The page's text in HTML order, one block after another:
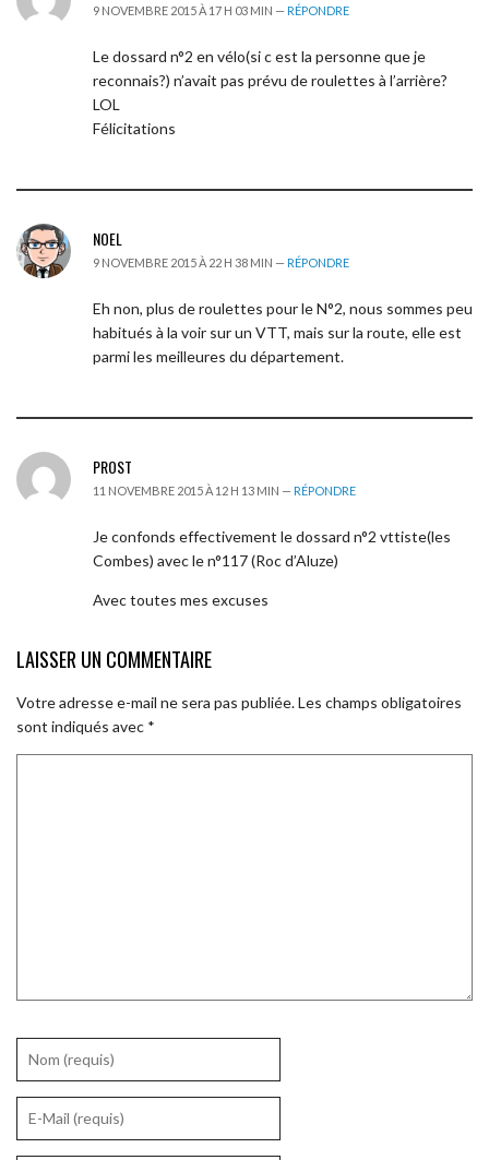
9 NOVEMBRE 2015 À 17 H 03 MIN — RÉPONDRE
Le dossard n°2 en vélo(si c est la personne que je
reconnais?) n’avait pas prévu de roulettes à l’arrière?
LOL
Félicitations
NOEL
9 NOVEMBRE 2015 À 22 H 38 MIN — RÉPONDRE
Eh non, plus de roulettes pour le N°2, nous sommes peu
habitués à la voir sur un VTT, mais sur la route, elle est
parmi les meilleures du département.
PROST
11 NOVEMBRE 2015 À 12 H 13 MIN — RÉPONDRE
Je confonds effectivement le dossard n°2 vttiste(les
Combes) avec le n°117 (Roc d’Aluze)
Avec toutes mes excuses
LAISSER UN COMMENTAIRE
Votre adresse e-mail ne sera pas publiée.Les champs obligatoires
sont indiqués avec *